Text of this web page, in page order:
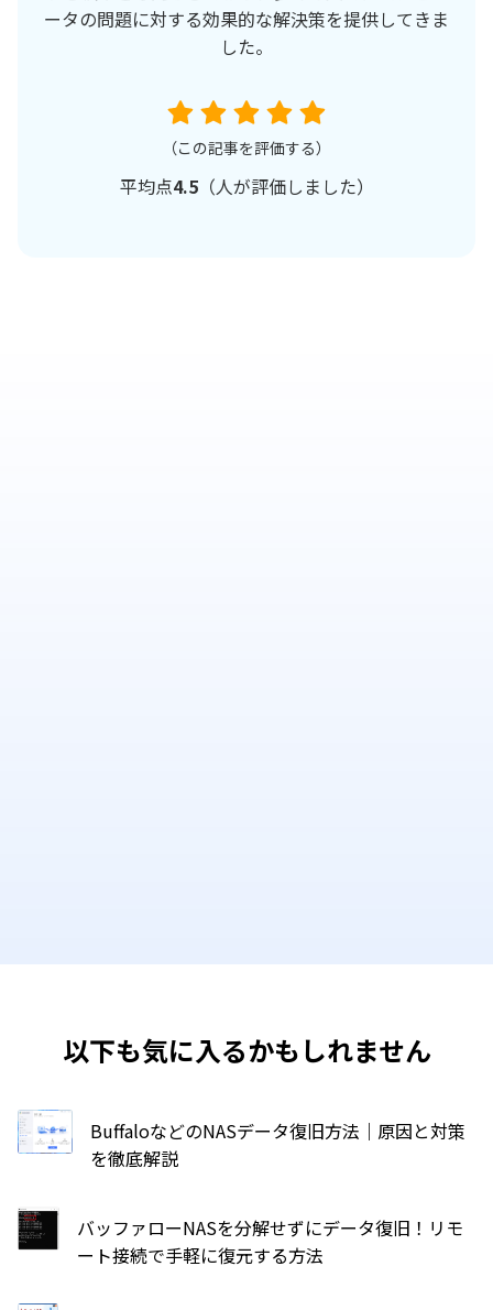
ータの問題に対する効果的な解決策を提供してきま
した。
（この記事を評価する）
平均点4.5（人が評価しました）
以下も気に入るかもしれません
BuffaloなどのNASデータ復旧方法｜原因と対策
を徹底解説
バッファローNASを分解せずにデータ復旧！リモ
ート接続で手軽に復元する方法